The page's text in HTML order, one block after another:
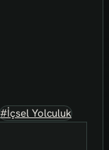
#İçsel Yolculuk